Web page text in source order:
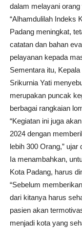
dalam melayani
“Alhamdulilah Indeks
Padang meningkat,
catatan dan bahan
pelayanan kepada
Sementara itu,
Srikurnia Yati
merupakan puncak
berbagai rangkaian
“Kegiatan ini juga
2024 dengan
lebih 300 Orang,” ujar
Ia menambahkan,
Kota Padang, harus
“Sebelum
dari kitanya harus
pasien akan
menjadi kota yang